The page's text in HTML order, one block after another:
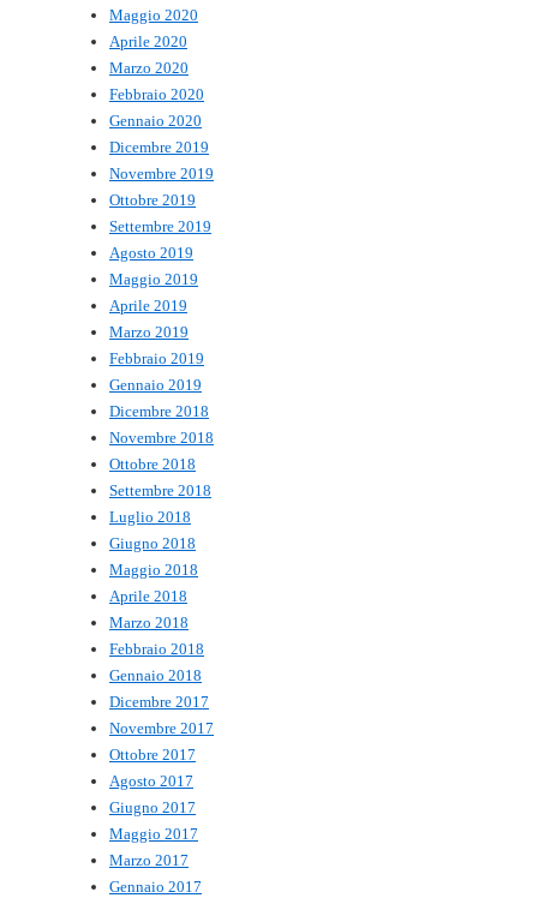
Maggio 2020
Aprile 2020
Marzo 2020
Febbraio 2020
Gennaio 2020
Dicembre 2019
Novembre 2019
Ottobre 2019
Settembre 2019
Agosto 2019
Maggio 2019
Aprile 2019
Marzo 2019
Febbraio 2019
Gennaio 2019
Dicembre 2018
Novembre 2018
Ottobre 2018
Settembre 2018
Luglio 2018
Giugno 2018
Maggio 2018
Aprile 2018
Marzo 2018
Febbraio 2018
Gennaio 2018
Dicembre 2017
Novembre 2017
Ottobre 2017
Agosto 2017
Giugno 2017
Maggio 2017
Marzo 2017
Gennaio 2017